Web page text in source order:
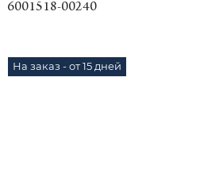
6001518-00240
На заказ - от 15 дней